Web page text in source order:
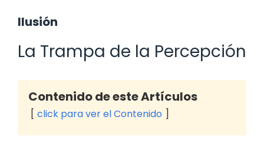
Ilusión
La Trampa de la Percepción
Contenido de este Artículos
click para ver el Contenido